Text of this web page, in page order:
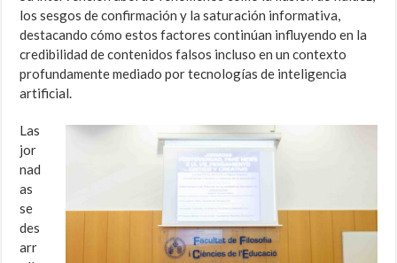
los sesgos de confirmación y la saturación informativa,
destacando cómo estos factores continúan influyendo en la
credibilidad de contenidos falsos incluso en un contexto
profundamente mediado por tecnologías de inteligencia
artificial.
Las
jor
nad
as
se
des
arr